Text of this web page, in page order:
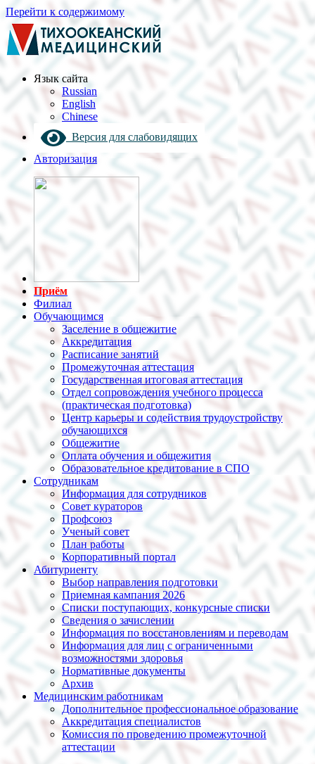
Перейти к содержимому
Язык cайта
Russian
English
Chinese
Версия для слабовидящих
Авторизация
Приём
Филиал
Обучающимся
Заселение в общежитие
Аккредитация
Расписание занятий
Промежуточная аттестация
Государственная итоговая аттестация
Отдел сопровождения учебного процесса
(практическая подготовка)
Центр карьеры и содействия трудоустройству
обучающихся
Общежитие
Оплата обучения и общежития
Образовательное кредитование в СПО
Сотрудникам
Информация для сотрудников
Совет кураторов
Профсоюз
Ученый совет
План работы
Корпоративный портал
Абитуриенту
Выбор направления подготовки
Приемная кампания 2026
Списки поступающих, конкурсные списки
Сведения о зачислении
Информация по восстановлениям и переводам
Информация для лиц с ограниченными
возможностями здоровья
Нормативные документы
Архив
Медицинским работникам
Дополнительное профессиональное образование
Аккредитация специалистов
Комиссия по проведению промежуточной
аттестации